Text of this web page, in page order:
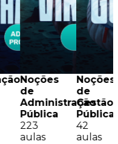
Noções
de
Administração
Pública
223
aulas
Noções
de
Gestão
Pública
42
aulas